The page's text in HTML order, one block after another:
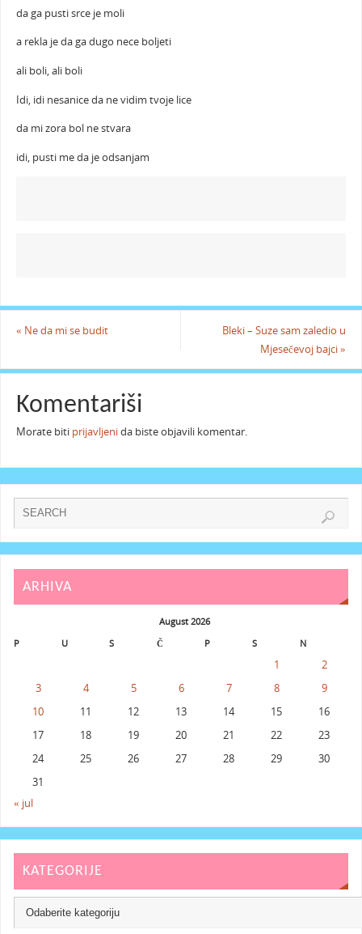
da ga pusti srce je moli
a rekla je da ga dugo nece boljeti
ali boli, ali boli
Idi, idi nesanice da ne vidim tvoje lice
da mi zora bol ne stvara
idi, pusti me da je odsanjam
« Ne da mi se budit
Bleki – Suze sam zaledio u
Mjesečevoj bajci»
Komentariši
Morate biti prijavljenida biste objavili komentar.
ARHIVA
August 2026
P
U S Č P S N
1
2
3
4 5 6 7 8
9
10
11 12 13 14 15
16
17
18 19 20 21 22
23
24
25 26 27 28 29
30
31
« jul
KATEGORIJE